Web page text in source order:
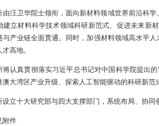
由汪卫华院士领衔，面向新材料领域世界前沿科
建立材料科学技术领域科研新范式、促进未来新
与产业链全面贯通。同时，加强材料领域高水平
高地。
将认真贯彻落实习近平总书记对中国科学院提出
大湾区产业升级、探索人工智能驱动的科研新
设立十大研究部与四大支撑部门，系统布局、协
附件